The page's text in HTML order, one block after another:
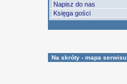
Napisz do nas
Księga gości
Na skróty - mapa serwisu